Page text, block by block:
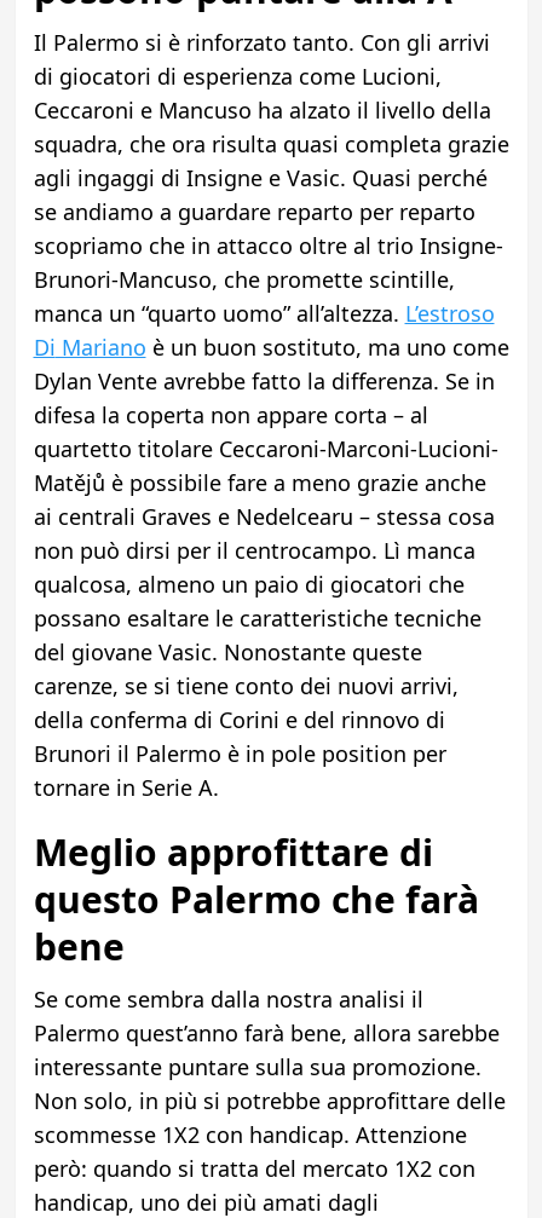
Il Palermo si è rinforzato tanto. Con gli arrivi
di giocatori di esperienza come Lucioni,
Ceccaroni e Mancuso ha alzato il livello della
squadra, che ora risulta quasi completa grazie
agli ingaggi di Insigne e Vasic. Quasi perché
se andiamo a guardare reparto per reparto
scopriamo che in attacco oltre al trio Insigne-
Brunori-Mancuso, che promette scintille,
manca un “quarto uomo” all’altezza. L’estroso
Di Mariano è un buon sostituto, ma uno come
Dylan Vente avrebbe fatto la differenza. Se in
difesa la coperta non appare corta – al
quartetto titolare Ceccaroni-Marconi-Lucioni-
Matějů è possibile fare a meno grazie anche
ai centrali Graves e Nedelcearu – stessa cosa
non può dirsi per il centrocampo. Lì manca
qualcosa, almeno un paio di giocatori che
possano esaltare le caratteristiche tecniche
del giovane Vasic. Nonostante queste
carenze, se si tiene conto dei nuovi arrivi,
della conferma di Corini e del rinnovo di
Brunori il Palermo è in pole position per
tornare in Serie A.
Meglio approfittare di
questo Palermo che farà
bene
Se come sembra dalla nostra analisi il
Palermo quest’anno farà bene, allora sarebbe
interessante puntare sulla sua promozione.
Non solo, in più si potrebbe approfittare delle
scommesse 1X2 con handicap. Attenzione
però: quando si tratta del mercato 1X2 con
handicap, uno dei più amati dagli